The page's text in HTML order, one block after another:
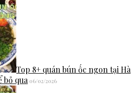
Top 8+ quán bún ốc ngon tại Hà
qua06/02/2026